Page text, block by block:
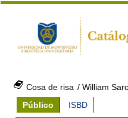
Cosa de risa / William
Público
ISBD